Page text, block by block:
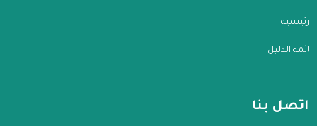
الرئيسية
قائمة الدليل
اتصل بنا